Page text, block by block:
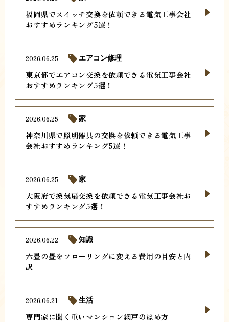
福岡県でスイッチ交換を依頼できる電気工事会社
おすすめランキング5選！
東京都でエアコン交換を依頼できる電気工事会社
おすすめランキング5選！
2026.06.25 エアコン修理
神奈川県で照明器具の交換を依頼できる電気工事
会社おすすめランキング5選！
2026.06.25 家
大阪府で換気扇交換を依頼できる電気工事会社お
すすめランキング5選！
2026.06.25 家
六畳の畳をフローリングに変える費用の目安と内
訳
2026.06.22 知識
専門家に聞く重いマンション網戸のはめ方
2026.06.21 生活